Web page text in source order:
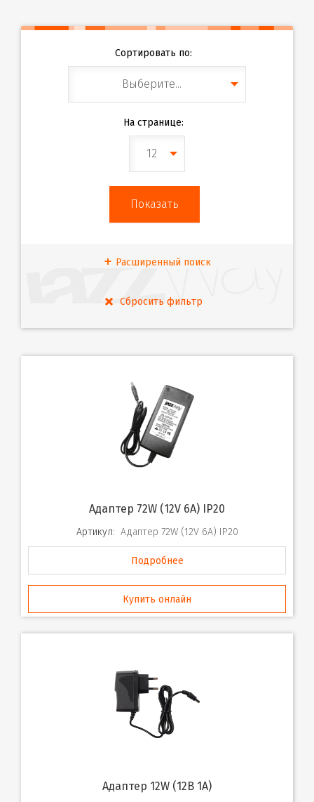
Сортировать по:
Выберите...
На странице:
12
Расширенный поиск
Адаптер 72W (12V 6A) IP20
Артикул: Адаптер 72W (12V 6A) IP20
Подробнее
Купить онлайн
Адаптер 12W (12B 1A)